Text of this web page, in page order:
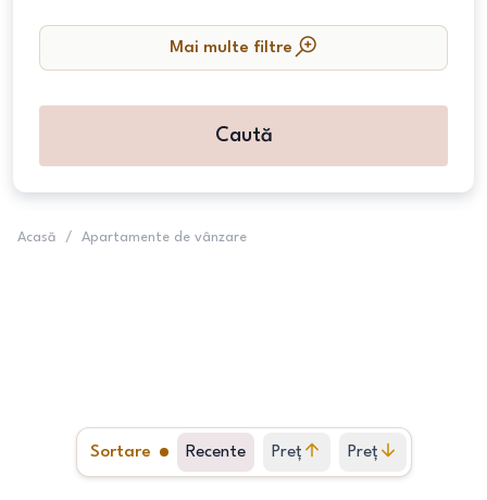
Mai multe filtre
Caută
Acasă / Apartamente de vânzare
Sortare Recente Preț
crescător
Preț
descrescător